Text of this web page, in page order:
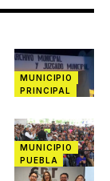
MUNICIPIO
PRINCIPAL
MUNICIPIO
PUEBLA